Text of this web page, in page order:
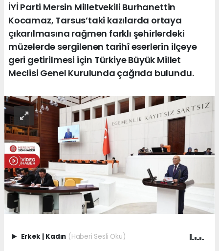
İYİ Parti Mersin Milletvekili Burhanettin
Kocamaz, Tarsus’taki kazılarda ortaya
çıkarılmasına rağmen farklı şehirlerdeki
müzelerde sergilenen tarihî eserlerin ilçeye
geri getirilmesi için Türkiye Büyük Millet
Meclisi Genel Kurulunda çağrıda bulundu.
Erkek Kadın (Haberi Sesli Oku)